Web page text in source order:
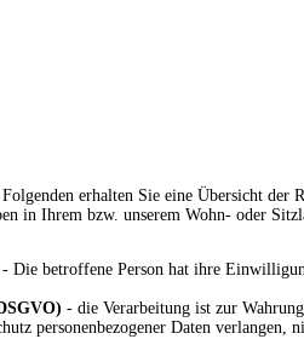
erhalten Sie eine Übersicht der
in Ihrem bzw. unserem Wohn- oder
- Die betroffene Person hat ihre
- die Verarbeitung ist zur
personenbezogener Daten verlangen,